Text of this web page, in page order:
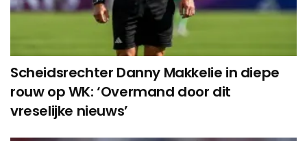
Scheidsrechter Danny Makkelie in diepe
rouw op WK: ‘Overmand door dit
vreselijke nieuws’